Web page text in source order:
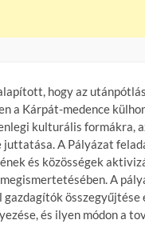
hogy az
a Kárpát-medence
kulturális formákra,
A Pályázat
és közösségek
A
és ilyen módon a